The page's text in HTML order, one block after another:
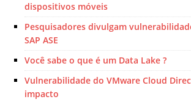
dispositivos móveis
Pesquisadores divulgam
SAP ASE
Você sabe o que é um Data Lake ?
Vulnerabilidade do VMware Cloud
impacto